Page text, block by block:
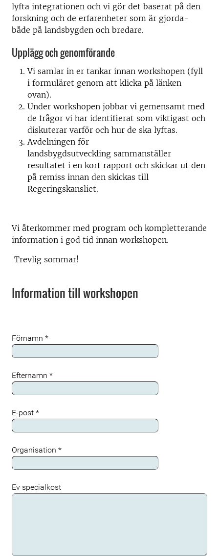
lyfta integrationen och vi gör det baserat på den
forskning och de erfarenheter som är gjorda-
både på landsbygden och bredare.
Upplägg och genomförande
Vi samlar in er tankar innan workshopen (fyll
i formuläret genom att klicka på länken
ovan).
Under workshopen jobbar vi gemensamt med
de frågor vi har identifierat som viktigast och
diskuterar varför och hur de ska lyftas.
Avdelningen för
landsbygdsutveckling sammanställer
resultatet i en kort rapport och skickar ut den
på remiss innan den skickas till
Regeringskansliet.
Vi återkommer med program och kompletterande
information i god tid innan workshopen.
Trevlig sommar!
Information till workshopen
Förnamn *
Efternamn *
E-post *
Organisation *
Ev specialkost